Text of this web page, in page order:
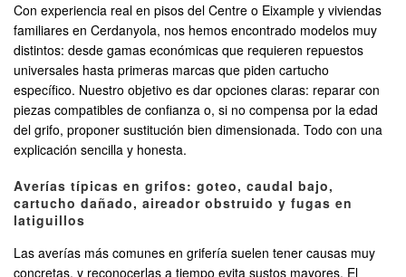
Con experiencia real en pisos del Centre o Eixample y viviendas
familiares en Cerdanyola, nos hemos encontrado modelos muy
distintos: desde gamas económicas que requieren repuestos
universales hasta primeras marcas que piden cartucho
específico. Nuestro objetivo es dar opciones claras: reparar con
piezas compatibles de confianza o, si no compensa por la edad
del grifo, proponer sustitución bien dimensionada. Todo con una
explicación sencilla y honesta.
Averías típicas en grifos: goteo, caudal bajo,
cartucho dañado, aireador obstruido y fugas en
latiguillos
Las averías más comunes en grifería suelen tener causas muy
concretas, y reconocerlas a tiempo evita sustos mayores. El